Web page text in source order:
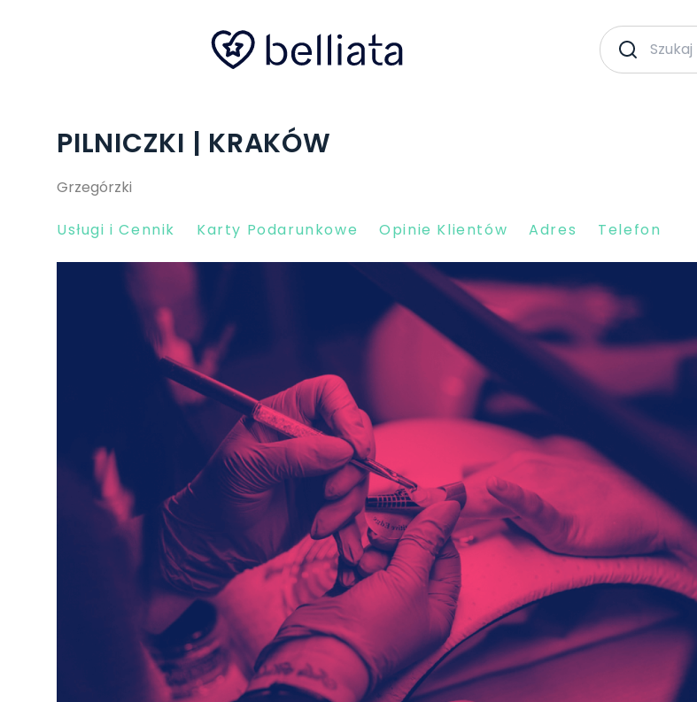
PILNICZKI | KRAKÓW
Grzegórzki
Usługi i Cennik Karty Podarunkowe Opinie Klientów Adres Telefon